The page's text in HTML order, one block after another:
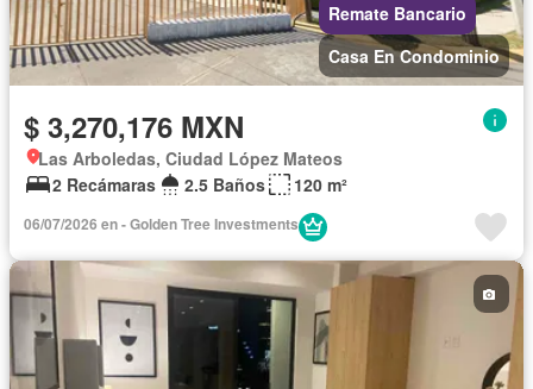
Remate Bancario
Casa En Condominio
$ 3,270,176 MXN
Las Arboledas, Ciudad López Mateos
2 Recámaras
2.5 Baños 120 m²
06/07/2026 en - Golden Tree Investments